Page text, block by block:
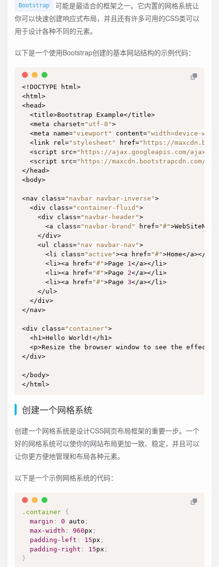
Bootstrap
可能是最适合的框架之一。它内置的网格系统让
你可以快速创建响应式布局，并且还有许多可用的CSS类可以
用于设计各种不同的元素。
以下是一个使用Bootstrap创建的基本网站结构的示例代码：
<!DOCTYPE html>
<html>
<head>
  <title>Bootstrap Example</title>
  <meta charset=
"utf-8">
  <meta name=
"viewport" content="width=device-
  <link rel=
"stylesheet" href="https://
  <script src=
"https://ajax.googleapis.com/ajax/
  <script src=
"https://maxcdn.bootstrapcdn.com/
</head>
<body>
<nav class="navbar navbar-inverse">
  <div class=
"container-fluid">
    <div class=
"navbar-header">
      <a class=
"navbar-brand" href="#"
    </div>
    <ul class=
"nav navbar-nav">
      <li class=
"active"><a href="#">Home</a></li>
      <li><a href=
"#">Page 1</a></li>
      <li><a href=
"#">Page 2</a></li>
      <li><a href=
"#">Page 3</a></li>
    </ul>
  </div>
</nav>
<div class="container">
  <h1>Hello World!</h1>
<p>Resize the browser window to see the
</div>
</body>
</html>
创建一个网格系统
创建一个网格系统是设计CSS网页布局框架的重要一步。一个
好的网格系统可以使你的网站布局更加一致、稳定，并且可以
让你更方便地管理和布局各种元素。
以下是一个示例网格系统的代码：
.container {
margin : 0 auto ;
max-width : 960px ;
padding-left : 15px ;
padding-right : 15px ;
}